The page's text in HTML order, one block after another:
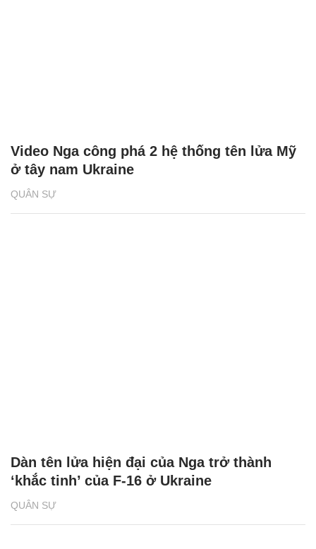
QUÂN SỰ
Video Nga công phá 2 hệ thống tên lửa Mỹ
ở tây nam Ukraine
QUÂN SỰ
Dàn tên lửa hiện đại của Nga trở thành
‘khắc tinh’ của F-16 ở Ukraine